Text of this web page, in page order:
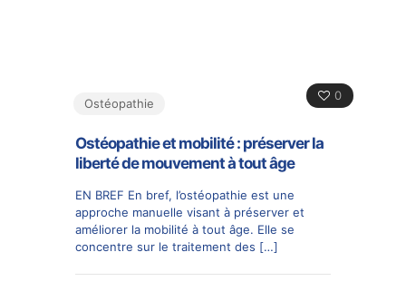
0
Ostéopathie
Ostéopathie et mobilité : préserver la
liberté de mouvement à tout âge
EN BREF En bref, l’ostéopathie est une
approche manuelle visant à préserver et
améliorer la mobilité à tout âge. Elle se
concentre sur le traitement des […]